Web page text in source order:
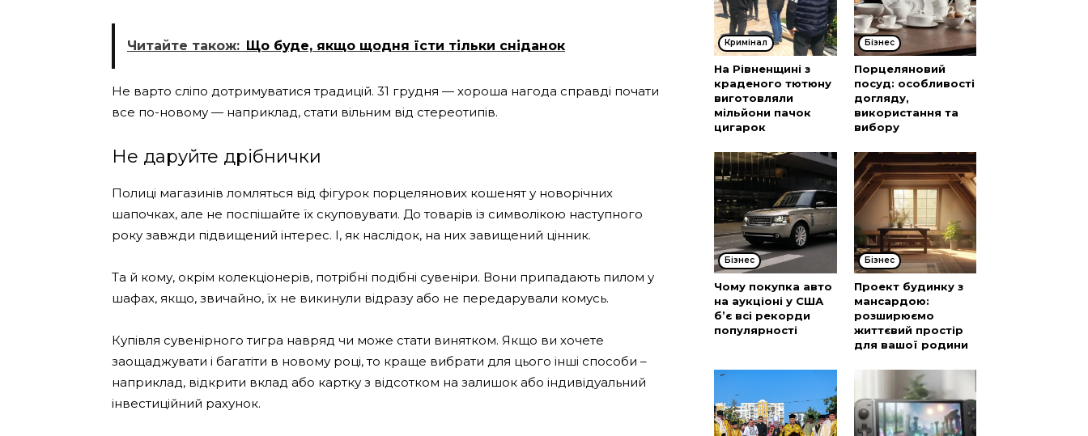
Читайте також: Що буде, якщо щодня їсти тільки сніданок
Не варто сліпо дотримуватися традицій. 31 грудня — хороша нагода справді почати
все по-новому — наприклад, стати вільним від стереотипів.
Не даруйте дрібнички
Полиці магазинів ломляться від фігурок порцелянових кошенят у новорічних
шапочках, але не поспішайте їх скуповувати. До товарів із символікою наступного
року завжди підвищений інтерес. І, як наслідок, на них завищений цінник.
Та й кому, окрім колекціонерів, потрібні подібні сувеніри. Вони припадають пилом у
шафах, якщо, звичайно, їх не викинули відразу або не передарували комусь.
Купівля сувенірного тигра навряд чи може стати винятком. Якщо ви хочете
заощаджувати і багатіти в новому році, то краще вибрати для цього інші способи –
наприклад, відкрити вклад або картку з відсотком на залишок або індивідуальний
інвестиційний рахунок.
Кримінал
На Рівненщині з
краденого тютюну
виготовляли
мільйони пачок
цигарок
Бізнес
Порцеляновий
посуд: особливості
догляду,
використання та
вибору
Бізнес
Чому покупка авто
на аукціоні у США
б’є всі рекорди
популярності
Бізнес
Проект будинку з
мансардою:
розширюємо
життєвий простір
для вашої родини